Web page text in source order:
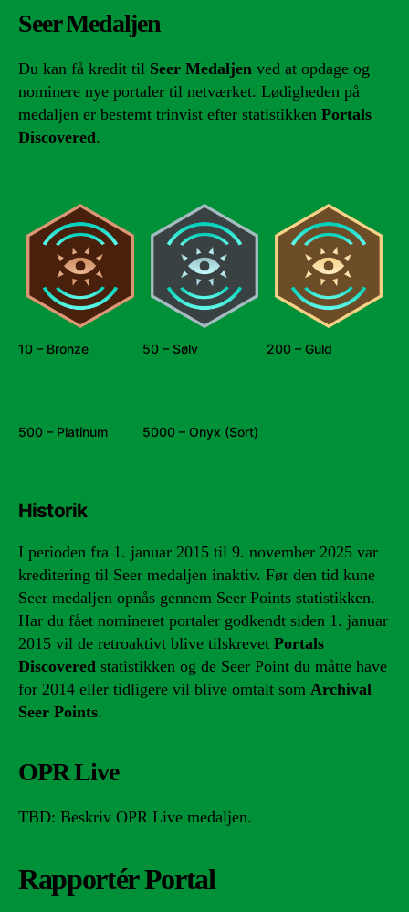
Seer Medaljen
Du kan få kredit til Seer Medaljen ved at opdage og
nominere nye portaler til netværket. Lødigheden på
medaljen er bestemt trinvist efter statistikken Portals
Discovered.
10 – Bronze 50 – Sølv 200 – Guld
500 – Platinum 5000 – Onyx (Sort)
Historik
I perioden fra 1. januar 2015 til 9. november 2025 var
kreditering til Seer medaljen inaktiv. Før den tid kune
Seer medaljen opnås gennem Seer Points statistikken.
Har du fået nomineret portaler godkendt siden 1. januar
2015 vil de retroaktivt blive tilskrevet Portals
Discovered statistikken og de Seer Point du måtte have
for 2014 eller tidligere vil blive omtalt som Archival
Seer Points.
OPR Live
TBD: Beskriv OPR Live medaljen.
Rapportér Portal